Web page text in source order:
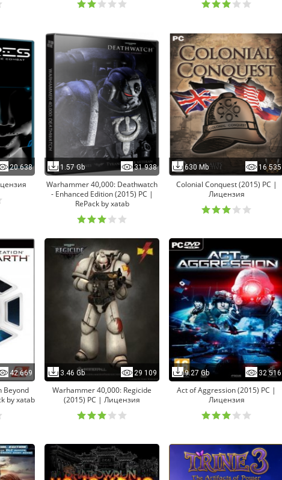
20 638 1.57 Gb 31 938
Warhammer 40,000: Deathwatch
- Enhanced Edition (2015) PC |
RePack by xatab
630 Mb 16 535
Colonial Conquest (2015) PC |
Лицензия
42 669
Beyond
by xatab
3.46 Gb 29 109
Warhammer 40,000: Regicide
(2015) PC | Лицензия
9.27 Gb 32 516
Act of Aggression (2015) PC |
Лицензия